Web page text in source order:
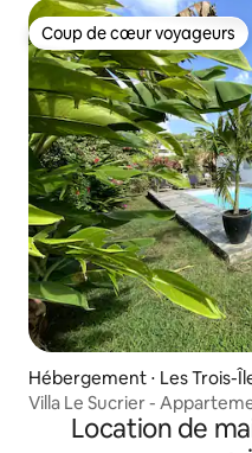
Coup de cœur voyageurs
Coup de cœur voyageurs
Hébergement ⋅ Les Trois-
Villa Le Sucrier -
Location de